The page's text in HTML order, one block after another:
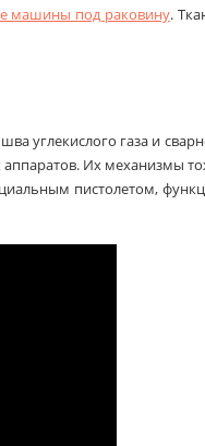
машины под раковину.
углекислого газа и
аппаратов. Их механизмы
пистолетом,